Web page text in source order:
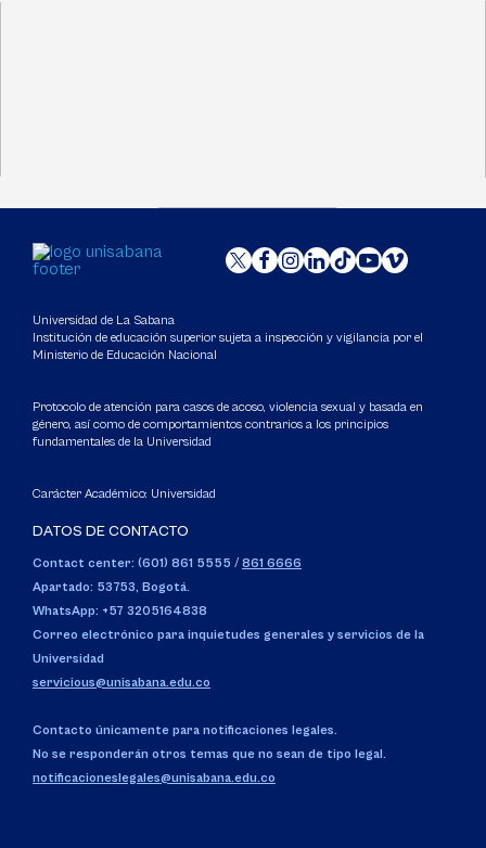
Universidad de La Sabana
Institución de educación superior sujeta a inspección y vigilancia por el
Ministerio de Educación Nacional
Protocolo de atención para casos de acoso, violencia sexual y basada en
género, así como de comportamientos contrarios a los principios
fundamentales de la Universidad
Carácter Académico: Universidad
DATOS DE CONTACTO
Contact center: (601) 861 5555 / 861 6666
Apartado: 53753, Bogotá.
WhatsApp: +57 3205164838
Correo electrónico para inquietudes generales y servicios de la
Universidad
servicious@unisabana.edu.co
Contacto únicamente para notificaciones legales.
No se responderán otros temas que no sean de tipo legal.
notificacioneslegales@unisabana.edu.co